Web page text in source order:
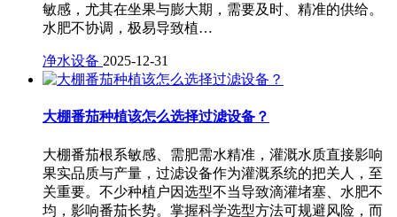
敏感，尤其在坐果与膨大期，需要及时、精准的供给。
水肥不协调，极易导致植…
净水设备 2025-12-31
大棚番茄种植该怎么选择过滤设备？
大棚番茄根系敏感、需肥需水精准，灌溉水质直接影响
果实品质与产量，过滤设备作为灌溉系统的把关人，至
关重要。不少种植户因选型不当导致滴灌堵塞、水肥不
均，影响番茄长势。掌握科学选型方法可规避风险，而